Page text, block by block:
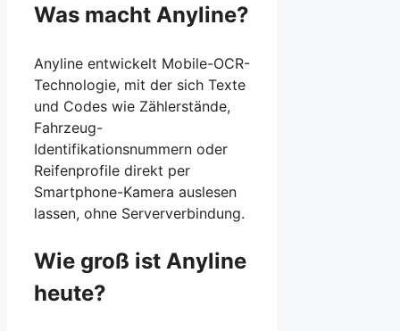
Was macht Anyline?
Anyline entwickelt Mobile-OCR-
Technologie, mit der sich Texte
und Codes wie Zählerstände,
Fahrzeug-
Identifikationsnummern oder
Reifenprofile direkt per
Smartphone-Kamera auslesen
lassen, ohne Serververbindung.
Wie groß ist Anyline
heute?